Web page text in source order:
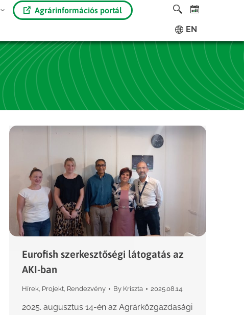
Agrárinformációs portál
EN
Eurofish szerkesztőségi látogatás az
AKI-ban
Hírek, Projekt, Rendezvény By Kriszta 2025.08.14.
2025. augusztus 14-én az Agrárközgazdasági